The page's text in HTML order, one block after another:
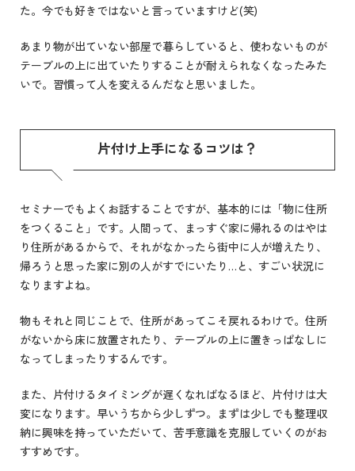
た。今でも好きではないと言っていますけど(笑)
あまり物が出ていない部屋で暮らしていると、使わないものが
テーブルの上に出ていたりすることが耐えられなくなったみた
いで。習慣って人を変えるんだなと思いました。
片付け上手になるコツは？
セミナーでもよくお話することですが、基本的には「物に住所
をつくること」です。人間って、まっすぐ家に帰れるのはやは
り住所があるからで、それがなかったら街中に人が増えたり、
帰ろうと思った家に別の人がすでにいたり…と、すごい状況に
なりますよね。
物もそれと同じことで、住所があってこそ戻れるわけで。住所
がないから床に放置されたり、テーブルの上に置きっぱなしに
なってしまったりするんです。
また、片付けるタイミングが遅くなればなるほど、片付けは大
変になります。早いうちから少しずつ。まずは少しでも整理収
納に興味を持っていただいて、苦手意識を克服していくのがお
すすめです。